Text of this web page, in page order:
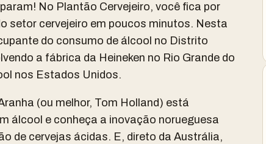
No Plantão Cervejeiro, você fica por
setor cervejeiro em poucos minutos. Nesta
do consumo de álcool no Distrito
a fábrica da Heineken no Rio Grande do
nos Estados Unidos.
(ou melhor, Tom Holland) está
álcool e conheça a inovação norueguesa
de cervejas ácidas. E, direto da Austrália,